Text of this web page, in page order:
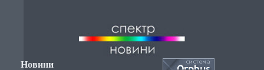
Новини